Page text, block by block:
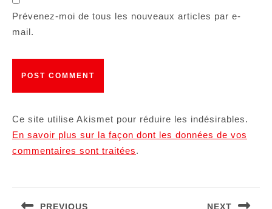
Prévenez-moi de tous les nouveaux articles par e-
mail.
Ce site utilise Akismet pour réduire les indésirables.
En savoir plus sur la façon dont les données de vos
commentaires sont traitées.
PREVIOUS NEXT